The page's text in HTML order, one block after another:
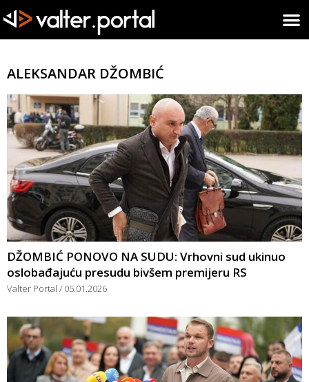
ALEKSANDAR DŽOMBIĆ
DŽOMBIĆ PONOVO NA SUDU: Vrhovni sud ukinuo
oslobađajuću presudu bivšem premijeru RS
Valter Portal 05.01.2026